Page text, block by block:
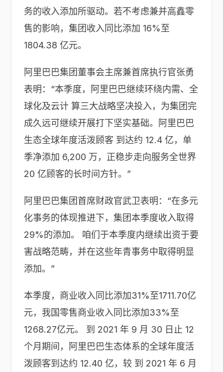
务的收入添加所驱动。若不考虑兼并高鑫零
售的影响，集团收入同比添加 16%至
1804.38 亿元。
阿里巴巴集团董事会主席兼首席执行官张勇
表明：“本季度，阿里巴巴继续环绕内需、全
球化及云计 算三大战略坚决投入，为集团完
成久远可继续开展打下坚实基础。阿里巴巴
生态全球年度活泼顾客 到达约 12.4 亿，单
季净添加 6,200 万，正稳步走向服务全世界
20 亿顾客的长时间方针。”
阿里巴巴集团首席财政官武卫表明：“在多元
化事务的体现推进下，集团本季度收入取得
29%的添加。 咱们于本季度内继续出资于要
害战略范畴，并在这些年青事务中取得明显
添加。”
本季度，商业收入同比添加31%至1711.70亿
元，我国零售商业收入同比添加33%至
1268.27亿元。 到 2021 年 9 月 30 日止 12
个月期间，阿里巴巴生态体系的全球年度活
泼顾客到达约 12.40 亿，较 到 2021 年 6 月